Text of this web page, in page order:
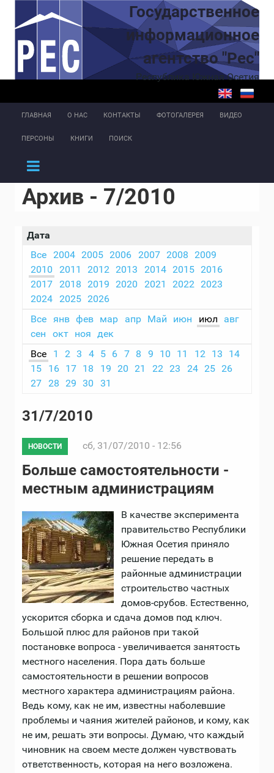
Перейти к основному содержаниюГосударственное
информационное
агентство "Рес"
Республика Южная Осетия
ГЛАВНАЯ О НАС КОНТАКТЫ ФОТОГАЛЕРЕЯ ВИДЕО
ПЕРСОНЫ КНИГИ ПОИСК
Архив - 7/2010
Дата
Все
2004 2005 2006 2007 2008
2009
2010
2011 2012 2013 2014 2015 2016
2017
2018 2019 2020 2021 2022 2023
2024
2025
2026
Все янв фев мар апр Май июн июл
авг
сен
окт ноя дек
Все
1 2 3 4 5 6 7 8 9 10 11 12 13
14
15
16 17 18 19 20 21 22 23 24 25 26
27
28 29 30 31
31/7/2010
НОВОСТИ сб, 31/07/2010 - 12:56
Больше самостоятельности -
местным администрациям
В качестве эксперимента
правительство Республики
Южная Осетия приняло
решение передать в
районные администрации
строительство частных
домов-срубов. Естественно,
ускорится сборка и сдача домов под ключ.
Большой плюс для районов при такой
постановке вопроса - увеличивается занятость
местного населения. Пора дать больше
самостоятельности в решении вопросов
местного характера администрациям района.
Ведь кому, как не им, известны наболевшие
проблемы и чаяния жителей районов, и кому, как
не им, решать эти вопросы. Думаю, что каждый
чиновник на своем месте должен чувствовать
ответственность, которая на него возложена.